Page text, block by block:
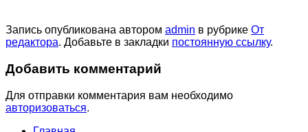
Запись опубликована автором admin в рубрике От
редактора. Добавьте в закладки постоянную ссылку.
Добавить комментарий
Для отправки комментария вам необходимо
авторизоваться.